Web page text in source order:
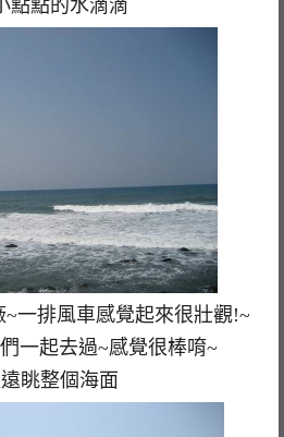
點點的水滴滴
一排風車感覺起來很壯觀!~
一起去過~感覺很棒唷~
眺整個海面